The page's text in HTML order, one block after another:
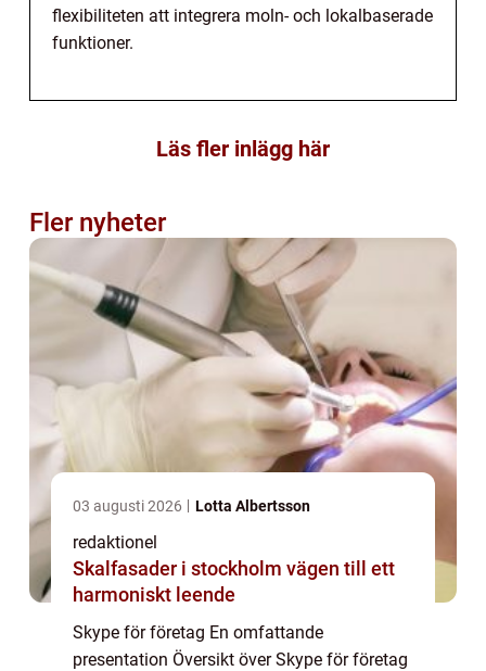
flexibiliteten att integrera moln- och lokalbaserade
funktioner.
Läs fler inlägg här
Fler nyheter
03 augusti 2026 Lotta Albertsson
redaktionel
Skalfasader i stockholm vägen till ett
harmoniskt leende
Skype för företag En omfattande
presentation Översikt över Skype för företag